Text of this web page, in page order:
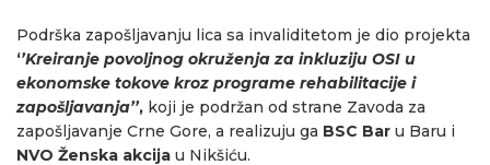
Podrška zapošljavanju lica sa invaliditetom je dio projekta
‘’Kreiranje povoljnog okruženja za inkluziju OSI u
ekonomske tokove kroz programe rehabilitacije i
zapošljavanja’’, koji je podržan od strane Zavoda za
zapošljavanje Crne Gore, a realizuju ga BSC Bar u Baru i
NVO Ženska akcija u Nikšiću.